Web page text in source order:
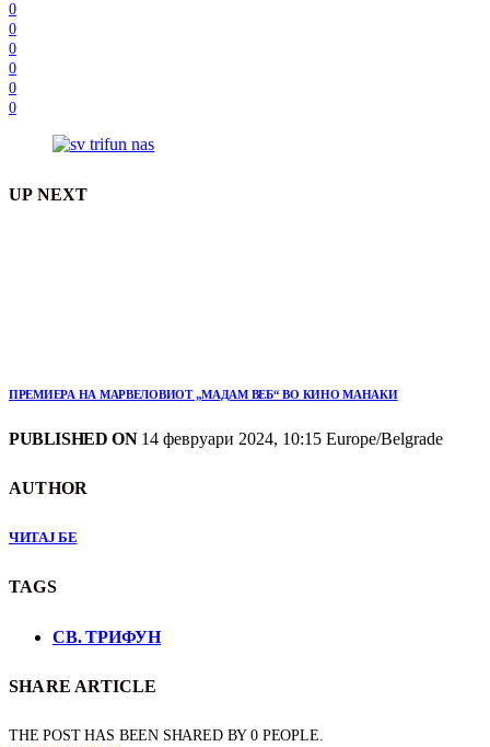
0
0
0
0
0
0
UP NEXT
ПРЕМИЕРА НА МАРВЕЛОВИОТ „МАДАМ ВЕБ“ ВО КИНО МАНАКИ
PUBLISHED ON14 февруари 2024, 10:15 Europe/Belgrade
AUTHOR
ЧИТАЈ БЕ
TAGS
СВ. ТРИФУН
SHARE ARTICLE
THE POST HAS BEEN SHARED BY0 PEOPLE.